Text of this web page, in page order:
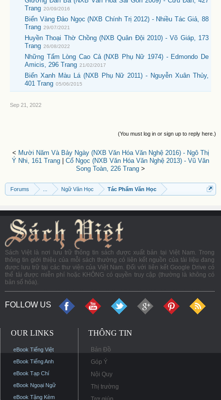
Trang 20/09/2016
Biển Vàng Đảo Ngọc (NXB Chính Trị 2012) - Nhiều Tác Giả, 88
Trang 29/07/2021
Huyền Thoại Thờ Chồng (NXB Quân Đội 2010) - Võ Giáp, 173
Trang 26/08/2022
Những Tấm Lòng Cao Cả (NXB Phụ Nữ 1974) - Edmondo De
Amicis, 296 Trang 21/02/2017
Biển Xanh Màu Lá (NXB Phụ Nữ 2011) - Nguyễn Xuân Thủy,
401 Trang 05/06/2015
Sep 21, 2022
(You must log in or sign up to reply here.)
< Mười Năm Và Bảy Ngày (NXB Văn Hóa Văn Nghệ 2016) - Ngô Thị
Ý Nhi, 161 Trang
Cổ Ngọc (NXB Văn Hóa Văn Nghệ 2013) - Vũ Văn
Song Toàn, 226 Trang >
Forums Ngữ Văn Học Tác Phẩm Văn Học
Sách Việt là nơi lưu trữ thông tin sách được xuất bản tại Việt Nam. Trong
thông tin giới thiệu của mỗi sách thường có liên kết nguồn của tài liệu đang
được lưu trữ tại các thư viện của Việt Nam. Đối với liên kết Google Drive có
thể tải được miễn phí hoặc KHÔNG có quyền truy cập (thường là không có
bản số hóa).
FOLLOW US
OUR LINKS
eBook Tiếng Việt
eBook Tiếng Anh
eBook Tạp Chí
eBook Ngoại Ngữ
eBook Tặng Kèm
THÔNG TIN
Bản Đồ
Góp Ý
Nội Quy
Thị trường